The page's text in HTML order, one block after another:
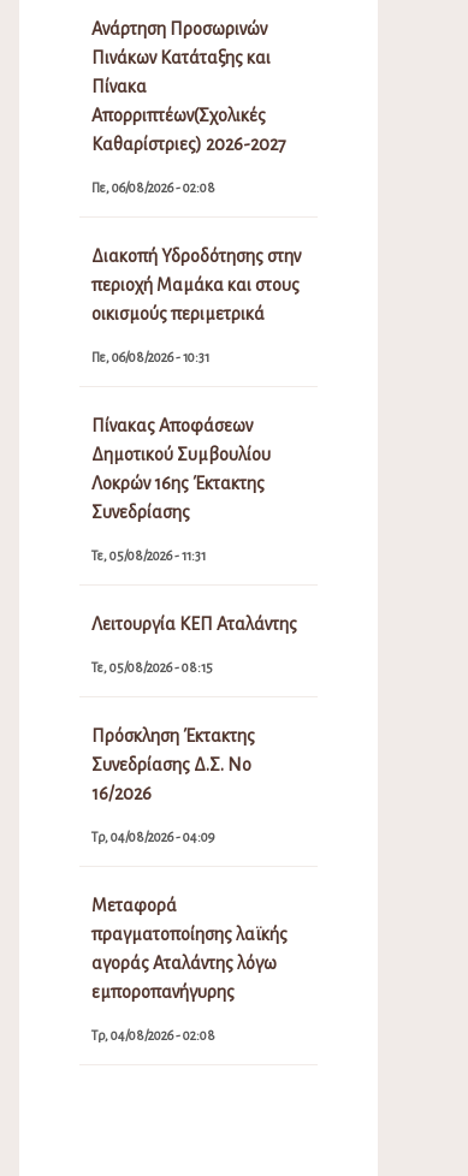
Ανάρτηση Προσωρινών
Πινάκων Κατάταξης και
Πίνακα
Απορριπτέων(Σχολικές
Καθαρίστριες) 2026-2027
Πε, 06/08/2026 - 02:08
Διακοπή Υδροδότησης στην
περιοχή Μαμάκα και στους
οικισμούς περιμετρικά
Πε, 06/08/2026 - 10:31
Πίνακας Αποφάσεων
Δημοτικού Συμβουλίου
Λοκρών 16ης Έκτακτης
Συνεδρίασης
Τε, 05/08/2026 - 11:31
Λειτουργία ΚΕΠ Αταλάντης
Τε, 05/08/2026 - 08:15
Πρόσκληση Έκτακτης
Συνεδρίασης Δ.Σ. Νο
16/2026
Τρ, 04/08/2026 - 04:09
Μεταφορά
πραγματοποίησης λαϊκής
αγοράς Αταλάντης λόγω
εμποροπανήγυρης
Τρ, 04/08/2026 - 02:08